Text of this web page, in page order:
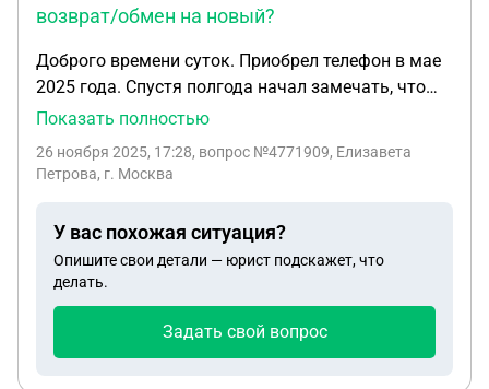
возврат/обмен на новый?
Доброго времени суток. Приобрел телефон в мае
2025 года. Спустя полгода начал замечать, что
айфон быстро разряжается. Вместо заявленных
работает максимум 7 часов. Можно ли вернуть
телефон на возврат/обмен на новый?
Показать полностью
26 ноября 2025, 17:28, вопрос №4771909, Елизавета
Петрова, г. Москва
У вас похожая ситуация?
Опишите свои детали — юрист подскажет, что
делать.
Задать свой вопрос